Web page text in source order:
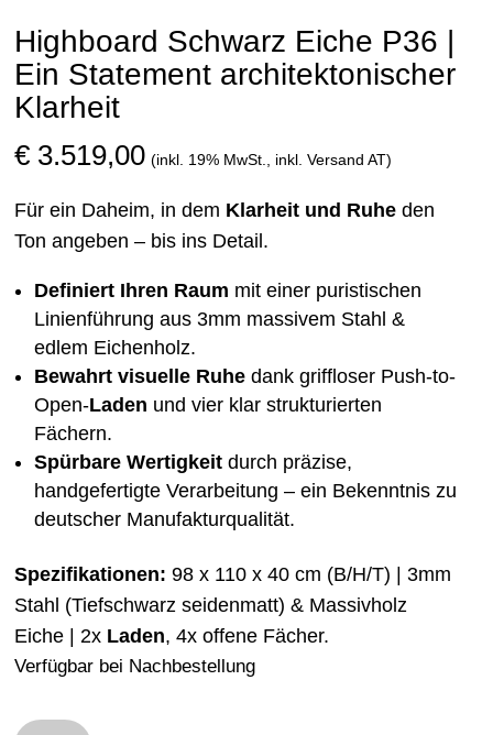
Highboard Schwarz Eiche P36 |
Ein Statement architektonischer
Klarheit
€ 3.519,00 (inkl. 19% MwSt., inkl. Versand AT)
Für ein Daheim, in dem Klarheit und Ruhe den
Ton angeben – bis ins Detail.
Definiert Ihren Raum mit einer puristischen
Linienführung aus 3mm massivem Stahl &
edlem Eichenholz.
Bewahrt visuelle Ruhe dank griffloser Push-to-
Open-Laden und vier klar strukturierten
Fächern.
Spürbare Wertigkeit durch präzise,
handgefertigte Verarbeitung – ein Bekenntnis zu
deutscher Manufakturqualität.
Spezifikationen: 98 x 110 x 40 cm (B/H/T) | 3mm
Stahl (Tiefschwarz seidenmatt) & Massivholz
Eiche | 2x Laden, 4x offene Fächer.
Verfügbar bei Nachbestellung
Highboard